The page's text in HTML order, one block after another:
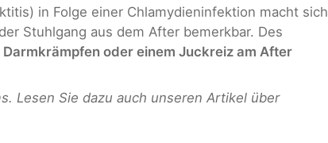
in Folge einer Chlamydieninfektion macht sich
Stuhlgang aus dem After bemerkbar. Des
oder einem Juckreiz am After
Lesen Sie dazu auch unseren Artikel über